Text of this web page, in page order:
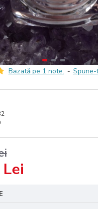
Bazată pe 1 note. -